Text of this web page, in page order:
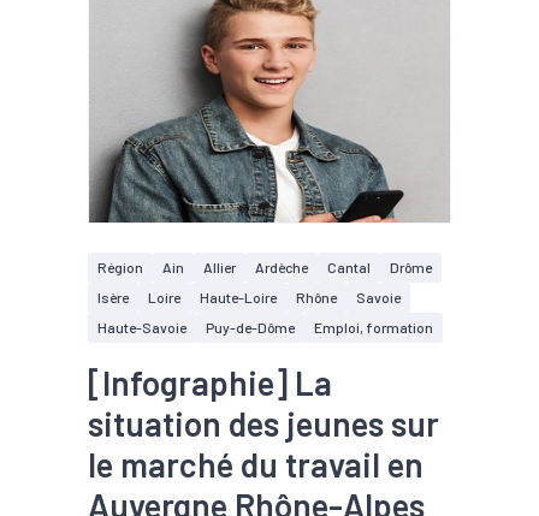
Région Ain Allier Ardèche Cantal
Drôme
Isère
Loire Haute-Loire Rhône
Savoie
Haute-Savoie
Puy-de-Dôme Emploi, formation
[Infographie] La
situation des jeunes sur
le marché du travail en
Auvergne Rhône-Alpes